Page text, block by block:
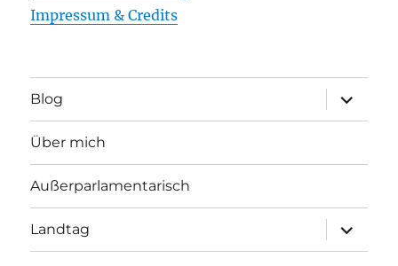
Impressum & Credits
Blog
öffnen
Über mich
Außerparlamentarisch
Landtag
öffnen